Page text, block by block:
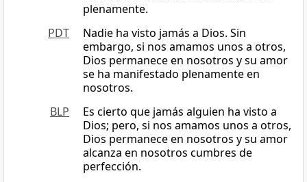
plenamente.
PDT
Nadie ha visto jamás a Dios. Sin
embargo, si nos amamos unos a otros,
Dios permanece en nosotros y su amor
se ha manifestado plenamente en
nosotros.
BLP
Es cierto que jamás alguien ha visto a
Dios; pero, si nos amamos unos a otros,
Dios permanece en nosotros y su amor
alcanza en nosotros cumbres de
perfección.